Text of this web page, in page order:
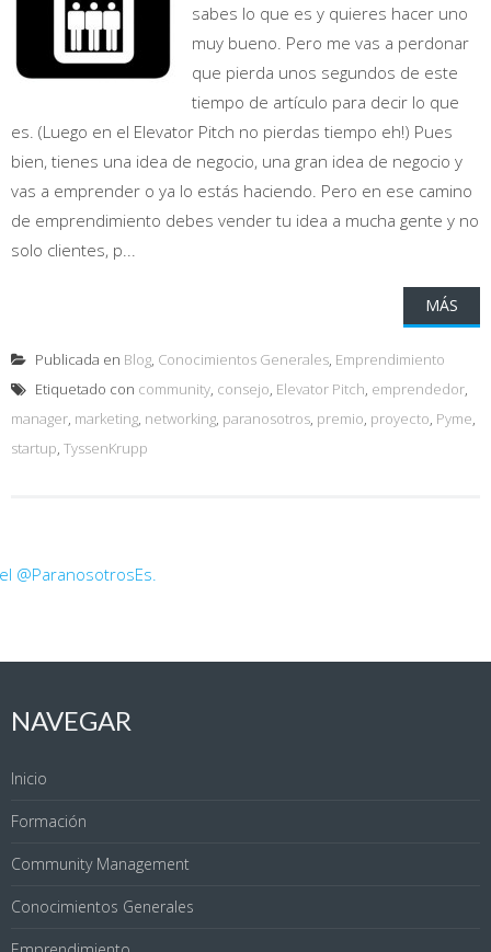
sabes lo que es y quieres hacer uno
muy bueno. Pero me vas a perdonar
que pierda unos segundos de este
tiempo de artículo para decir lo que
es. (Luego en el Elevator Pitch no pierdas tiempo eh!) Pues
bien, tienes una idea de negocio, una gran idea de negocio y
vas a emprender o ya lo estás haciendo. Pero en ese camino
de emprendimiento debes vender tu idea a mucha gente y no
solo clientes, p...
MÁS
Publicada en Blog, Conocimientos Generales, Emprendimiento
Etiquetado con community, consejo, Elevator Pitch, emprendedor,
manager, marketing, networking, paranosotros, premio, proyecto, Pyme,
startup, TyssenKrupp
@ParanosotrosEs.
NAVEGAR
Inicio
Formación
Community Management
Conocimientos Generales